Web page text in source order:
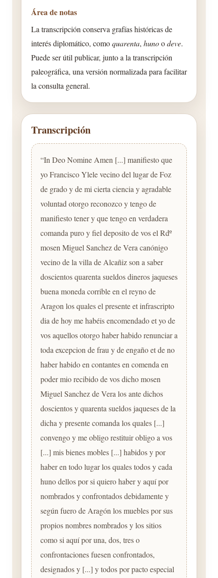
Área de notas
La transcripción conserva grafías históricas de
interés diplomático, comoquarenta, hunoodeve.
Puede ser útil publicar, junto a la transcripción
paleográfica, una versión normalizada para facilitar
la consulta general.
Transcripción
“In Deo Nomine Amen [...] manifiesto que
yo Francisco Ylele vecino del lugar de Foz
de grado y de mi cierta ciencia y agradable
voluntad otorgo reconozco y tengo de
manifiesto tener y que tengo en verdadera
comanda puro y fiel deposito de vos el Rdº
mosen Miguel Sanchez de Vera canónigo
vecino de la villa de Alcañiz son a saber
doscientos quarenta sueldos dineros jaqueses
buena moneda corrible en el reyno de
Aragon los quales el presente et infrascripto
dia de hoy me habéis encomendado et yo de
vos aquellos otorgo haber habido renunciar a
toda excepcion de frau y de engaño et de no
haber habido en contantes en comenda en
poder mio recibido de vos dicho mosen
Miguel Sanchez de Vera los ante dichos
doscientos y quarenta sueldos jaqueses de la
dicha y presente comanda los quales [...]
convengo y me obligo restituir obligo a vos
[...] mis bienes mobles [...] habidos y por
haber en todo lugar los quales todos y cada
huno dellos por si quiero haber y aquí por
nombrados y confrontados debidamente y
según fuero de Aragón los muebles por sus
propios nombres nombrados y los sitios
como si aquí por una, dos, tres o
confrontaciones fuesen confrontados,
designados y [...] y todos por pacto especial